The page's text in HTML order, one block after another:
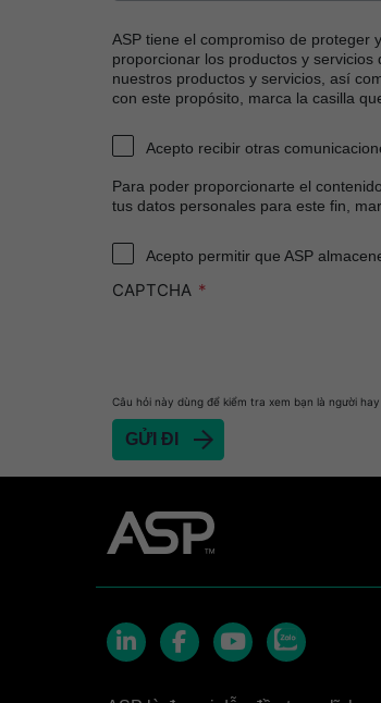
ASP tiene el compromiso de proteger
proporcionar los productos y
nuestros productos y servicios, así
con este propósito, marca la casilla
Acepto recibir otras
Para poder proporcionarte el
tus datos personales para este fin,
Acepto permitir que ASP
CAPTCHA
Câu hỏi này dùng để kiểm tra xem bạn là người
Zalo